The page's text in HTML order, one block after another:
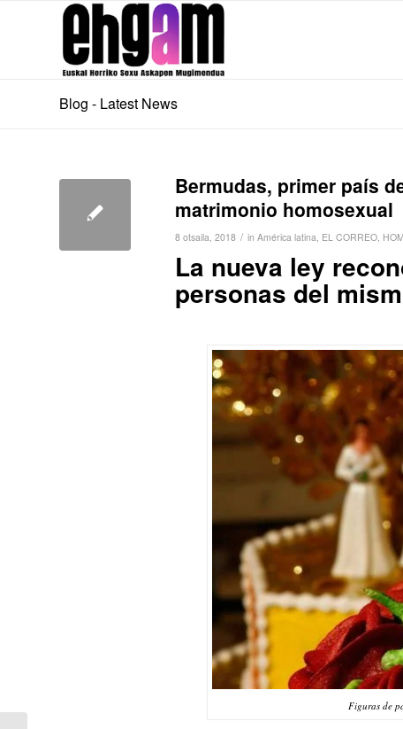
Blog - Latest News
Bermudas, primer país
matrimonio homosexual
8 otsaila, 2018 / in América latina, EL CORREO,
La nueva ley
personas del
Figuras de